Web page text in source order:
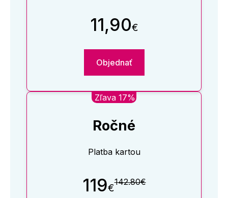
11,90€
Objednať
Zľava 17%
Ročné
Platba kartou
119€142.80€